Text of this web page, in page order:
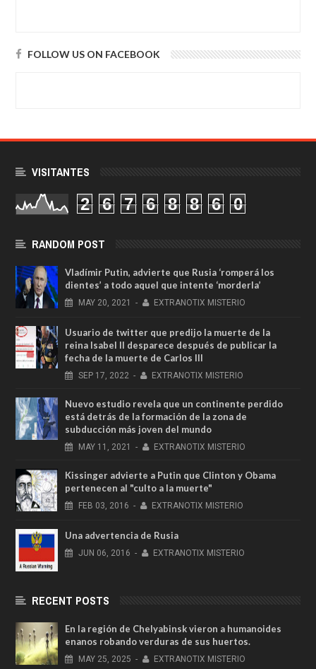
FOLLOW US ON FACEBOOK
VISITANTES
2 6 7 6 8 8 6 0
RANDOM POST
Vladímir Putin, advierte que Rusia ‘romperá los
dientes’ a todo aquel que intente ‘morderla’
MAY 20, 2021 - EXTRANOTIX MISTERIO
Usuario de twitter que predijo la muerte de la
reina Isabel II desparece después de publicar la
fecha de la muerte de Carlos III
SEP 17, 2022 - EXTRANOTIX MISTERIO
Nuevo estudio revela que un continente perdido
está detrás de la formación de la zona de
subducción más joven del mundo
MAY 11, 2021 - EXTRANOTIX MISTERIO
Kissinger advierte a Putin que Clinton y Obama
pertenecen al "culto a la muerte"
FEB 03, 2016 - EXTRANOTIX MISTERIO
Una advertencia de Rusia
JUN 06, 2016 - EXTRANOTIX MISTERIO
RECENT POSTS
En la región de Chelyabinsk vieron a humanoides
enanos robando verduras de sus huertos.
MAY 25, 2025 - EXTRANOTIX MISTERIO